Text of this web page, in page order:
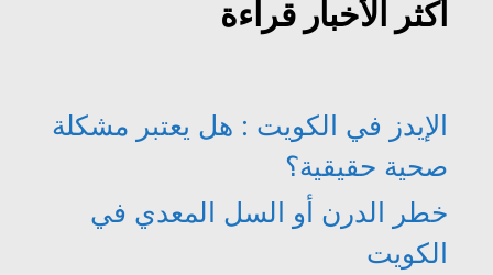
أكثر الأخبار قراءة
الإيدز في الكويت : هل يعتبر مشكلة
صحية حقيقية؟
خطر الدرن أو السل المعدي في
الكويت